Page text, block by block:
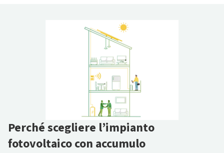
Perché scegliere l’impianto
fotovoltaico con accumulo